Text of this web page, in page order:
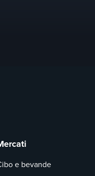
e bevande